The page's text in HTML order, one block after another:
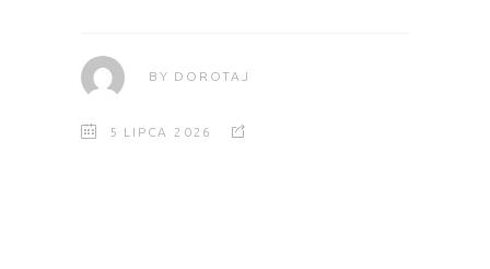
BY DOROTAJ
5 LIPCA 2026